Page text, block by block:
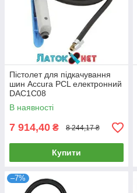
Пістолет для підкачування
шин Accura PCL електронний
DAC1C08
В наявності
7 914,40 ₴ 8 244,17 ₴
Купити
–7%